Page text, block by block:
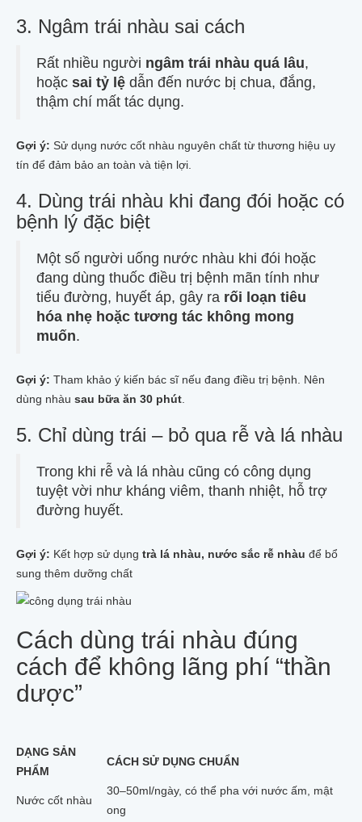
3. Ngâm trái nhàu sai cách
Rất nhiều người ngâm trái nhàu quá lâu,
hoặc sai tỷ lệ dẫn đến nước bị chua, đắng,
thậm chí mất tác dụng.
Gợi ý: Sử dụng nước cốt nhàu nguyên chất từ thương hiệu uy
tín để đảm bảo an toàn và tiện lợi.
4. Dùng trái nhàu khi đang đói hoặc có
bệnh lý đặc biệt
Một số người uống nước nhàu khi đói hoặc
đang dùng thuốc điều trị bệnh mãn tính như
tiểu đường, huyết áp, gây ra rối loạn tiêu
hóa nhẹ hoặc tương tác không mong
muốn.
Gợi ý: Tham khảo ý kiến bác sĩ nếu đang điều trị bệnh. Nên
dùng nhàu sau bữa ăn 30 phút
5. Chỉ dùng trái – bỏ qua rễ và lá nhàu
Trong khi rễ và lá nhàu cũng có công dụng
tuyệt vời như kháng viêm, thanh nhiệt, hỗ trợ
đường huyết.
Gợi ý: Kết hợp sử dụng trà lá nhàu, nước sắc rễ nhàu để bổ
sung thêm dưỡng chất
Cách dùng trái nhàu đúng
cách để không lãng phí “thần
dược”
DẠNG SẢN
PHẨM
CÁCH SỬ DỤNG CHUẨN
Nước cốt nhàu
30–50ml/ngày, có thể pha với nước ấm, mật
ong